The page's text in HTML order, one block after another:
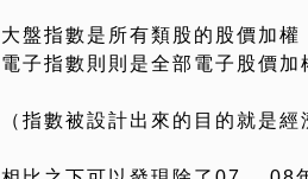
大盤指數是所有類股的股價加權
電子指數則則是全部電子股價加
（指數被設計出來的目的就是